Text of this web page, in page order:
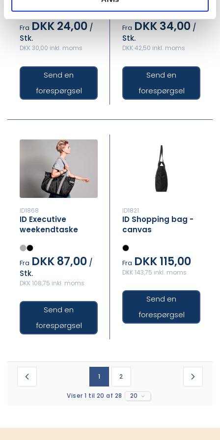
Fra DKK 24,00 /
Stk.
DKK 30,00 inkl. moms
Send en
forespørgsel
Fra DKK 34,00 /
Stk.
DKK 42,50 inkl. moms
Send en
forespørgsel
ID1868
ID Executive
weekendtaske
Fra DKK 87,00 /
Stk.
DKK 108,75 inkl. moms
Send en
forespørgsel
ID1821
ID Shopping bag -
canvas
Fra DKK 115,00
DKK 143,75 inkl. moms
Send en
forespørgsel
1 2
Viser 1 til 20 af 28 20